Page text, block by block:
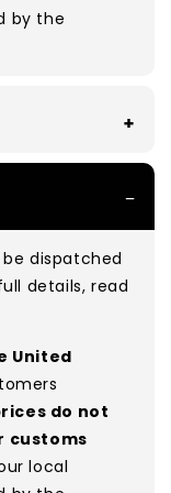
by the
condition
they are
defects
used
may
holes, or
all items, a
Condition
dispatched
details, read
United
do not
customs
local